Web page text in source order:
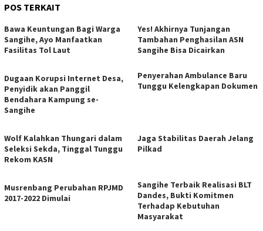
POS TERKAIT
Bawa Keuntungan Bagi Warga
Sangihe, Ayo Manfaatkan
Fasilitas Tol Laut
Yes! Akhirnya Tunjangan
Tambahan Penghasilan ASN
Sangihe Bisa Dicairkan
Dugaan Korupsi Internet Desa,
Penyidik akan Panggil
Bendahara Kampung se-
Sangihe
Penyerahan Ambulance Baru
Tunggu Kelengkapan Dokumen
Wolf Kalahkan Thungari dalam
Seleksi Sekda, Tinggal Tunggu
Rekom KASN
Jaga Stabilitas Daerah Jelang
Pilkad
Musrenbang Perubahan RPJMD
2017-2022 Dimulai
Sangihe Terbaik Realisasi BLT
Dandes, Bukti Komitmen
Terhadap Kebutuhan
Masyarakat